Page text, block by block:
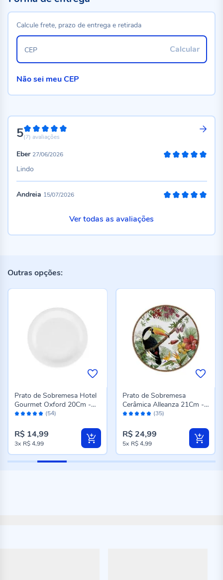
5100%
(7) avaliações
Eber 27/06/2026
Lindo
Andreia 15/07/2026
Ver todas as avaliações
Calcule frete, prazo de entrega e retirada
Calcular
CEP
Não sei meu CEP
Outras opções:
Avaliação: (54)
Prato de Sobremesa Hotel
Gourmet Oxford 20Cm -
Porcelana
R$ 14,99
3x R$ 4,99
Avaliação: (35)
Prato de Sobremesa
Cerâmica Alleanza 21Cm -
Tropico
R$ 24,99
5x R$ 4,99